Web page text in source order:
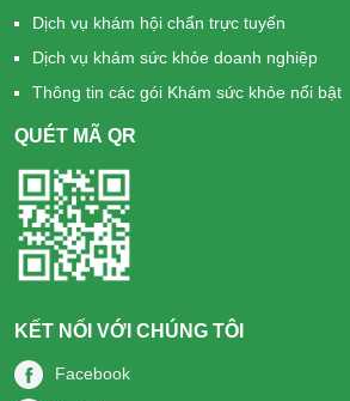
Dịch vụ khám hội chẩn trực tuyến
Dịch vụ khám sức khỏe doanh nghiệp
Thông tin các gói Khám sức khỏe nổi bật
QUÉT MÃ QR
KẾT NỐI VỚI CHÚNG TÔI
Facebook